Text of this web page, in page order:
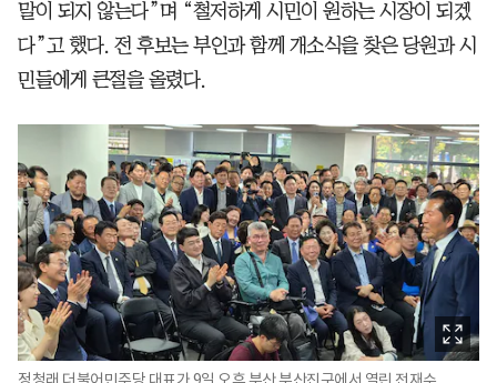
말이 되지 않는다”며 “철저하게 시민이 원하는 시장이 되겠
다”고 했다. 전 후보는 부인과 함께 개소식을 찾은 당원과 시
민들에게 큰절을 올렸다.